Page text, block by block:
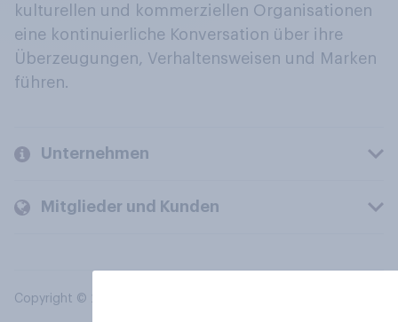
kulturellen und kommerziellen Organisationen
eine kontinuierliche Konversation über ihre
Überzeugungen, Verhaltensweisen und Marken
führen.
Unternehmen
Mitglieder und Kunden
Copyright © 2026 YouGov PLC. Alle Rechte vorbehalten.